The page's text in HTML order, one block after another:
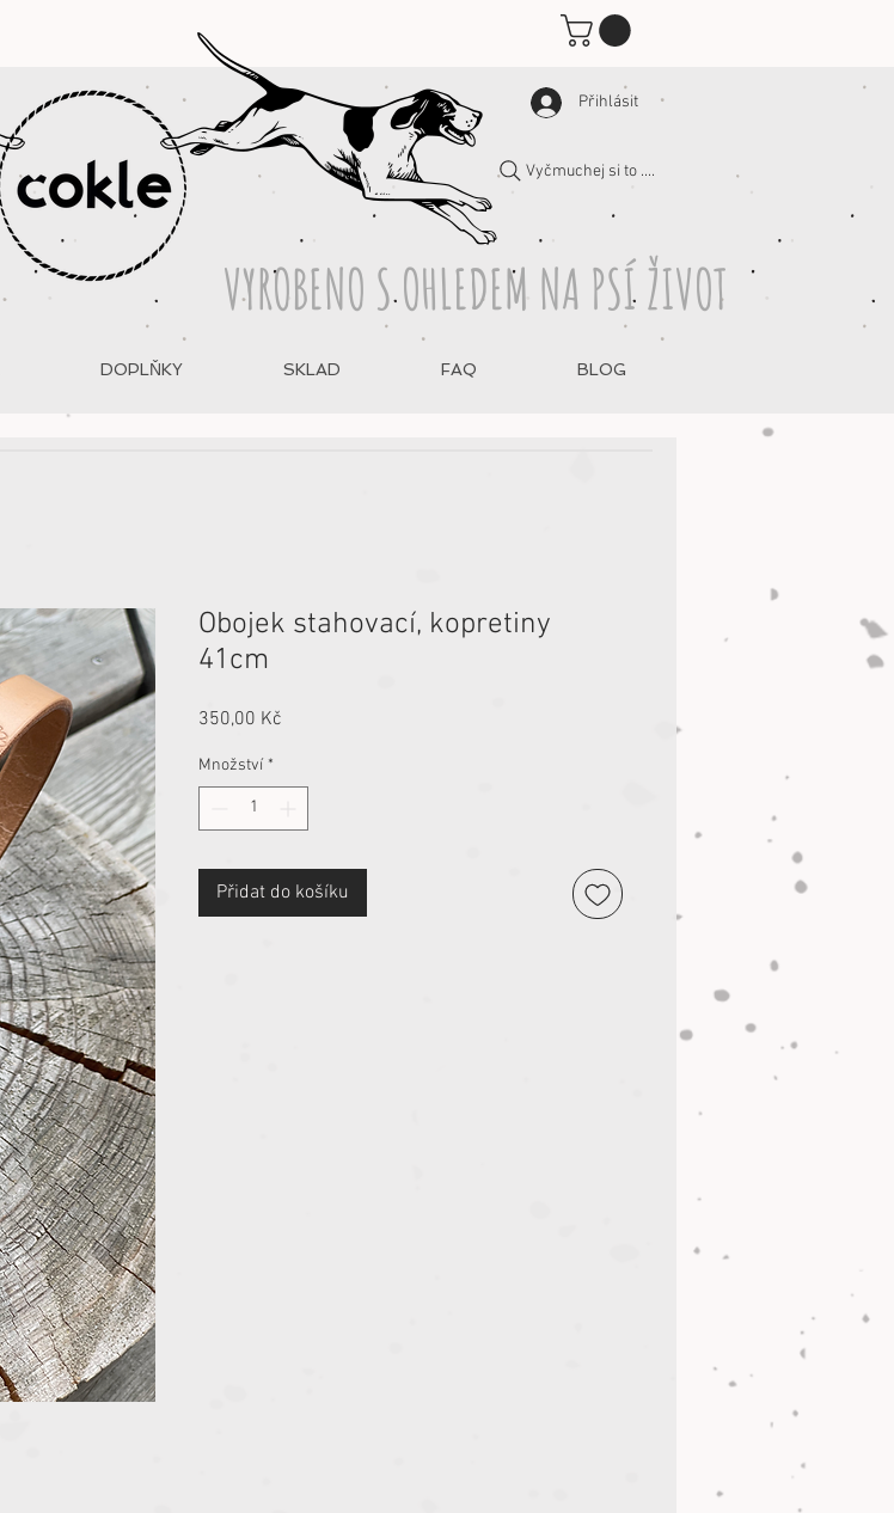
VYROBENO S OHLEDEM NA PSÍ ŽIVOT
Přihlásit
Vyčmuchej si to ....
DOPLŇKY SKLAD FAQ BLOG
Obojek stahovací, kopretiny
41cm
350,00 Kč
Množství *
Přidat do košíku